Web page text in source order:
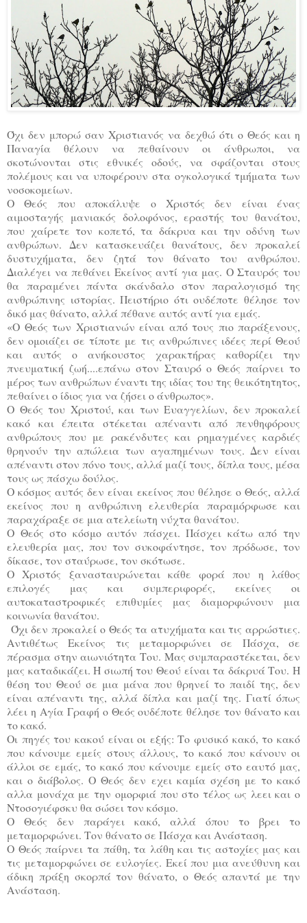
Όχι δεν μπορώ σαν Xριστιανός να δεχθώ ότι o Θεός και η
Παναγία θέλουν να πεθαίνουν οι άνθρωποι, να
σκοτώνονται στις εθνικές οδούς, να σφάζονται στους
πολέμους και να υποφέρουν στα ογκολογικά τμήματα των
νοσοκομείων.
Ο Θεός που αποκάλυψε ο Χριστός δεν είναι ένας
αιμοσταγής μανιακός δολοφόνος, εραστής του θανάτου,
που χαίρετε τον κοπετό, τα δάκρυα και την οδύνη των
ανθρώπων. Δεν κατασκευάζει θανάτους, δεν προκαλεί
δυστυχήματα, δεν ζητά τον θάνατο του ανθρώπου.
Διαλέγει να πεθάνει Εκείνος αντί για μας. Ο Σταυρός του
θα παραμένει πάντα σκάνδαλο στον παραλογισμό της
ανθρώπινης ιστορίας. Πειστήριο ότι ουδέποτε θέλησε τον
δικό μας θάνατο, αλλά πέθανε αυτός αντί για εμάς.
«Ο Θεός των Χριστιανών είναι από τους πιο παράξενους,
δεν ομοιάζει σε τίποτε με τις ανθρώπινες ιδέες περί Θεού
και αυτός ο ανήκουστος χαρακτήρας καθορίζει την
πνευματική ζωή....επάνω στον Σταυρό ο Θεός παίρνει το
μέρος των ανθρώπων έναντι της ιδίας του της θεικότητητος,
πεθαίνει ο ίδιος για να ζήσει ο άνθρωπος».
Ο Θεός του Χριστού, και των Ευαγγελίων, δεν προκαλεί
κακό και έπειτα στέκεται απέναντι από πενθηφόρους
ανθρώπους που με ρακένδυτες και ρημαγμένες καρδιές
θρηνούν την απώλεια των αγαπημένων τους. Δεν είναι
απέναντι στον πόνο τους, αλλά μαζί τους, δίπλα τους, μέσα
τους ως πάσχω δούλος.
Ο κόσμος αυτός δεν είναι εκείνος που θέλησε ο Θεός, αλλά
εκείνος που η ανθρώπινη ελευθερία παραμόρφωσε και
παραχάραξε σε μια ατελείωτη νύχτα θανάτου.
Ο Θεός στο κόσμο αυτόν πάσχει. Πάσχει κάτω από την
ελευθερία μας, που τον συκοφάντησε, τον πρόδωσε, τον
δίκασε, τον σταύρωσε, τον σκότωσε.
Ο Χριστός ξανασταυρώνεται κάθε φορά που η λάθος
επιλογές μας και συμπεριφορές, εκείνες οι
αυτοκαταστροφικές επιθυμίες μας διαμορφώνουν μια
κοινωνία θανάτου.
Όχι δεν προκαλεί ο Θεός τα ατυχήματα και τις αρρώστιες.
Αντιθέτως Εκείνος τις μεταμορφώνει σε Πάσχα, σε
πέρασμα στην αιωνιότητα Του. Μας συμπαραστέκεται, δεν
μας καταδικάζει. Η σιωπή του Θεού είναι τα δάκρυά Του. Η
θέση του Θεού σε μια μάνα που θρηνεί το παιδί της, δεν
είναι απέναντι της, αλλά δίπλα και μαζί της. Γιατί όπως
λέει η Αγία Γραφή ο Θεός ουδέποτε θέλησε τον θάνατο και
το κακό.
Οι πηγές του κακού είναι οι εξής: Το φυσικό κακό, το κακό
που κάνουμε εμείς στους άλλους, το κακό που κάνουν οι
άλλοι σε εμάς, το κακό που κάνουμε εμείς στο εαυτό μας,
και ο διάβολος. Ο Θεός δεν εχει καμία σχέση με το κακό
αλλα μονάχα με την ομορφιά που στο τέλος ως λεει και ο
Ντοσογιέφσκυ θα σώσει τον κόσμο.
Ο Θεός δεν παράγει κακό, αλλά όπου το βρει το
μεταμορφώνει. Τον θάνατο σε Πάσχα και Ανάσταση.
Ο Θεός παίρνει τα πάθη, τα λάθη και τις αστοχίες μας και
τις μεταμορφώνει σε ευλογίες. Εκεί που μια ανεύθυνη και
άδικη πράξη σκορπά τον θάνατο, ο Θεός απαντά με την
Ανάσταση.